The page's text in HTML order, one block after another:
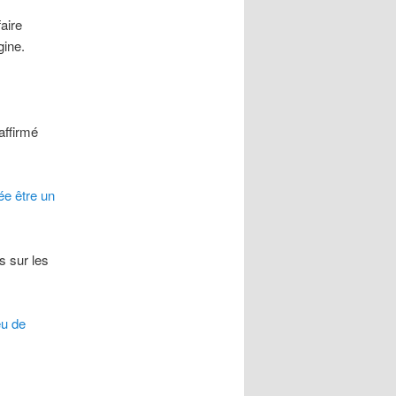
être un
sur les
de